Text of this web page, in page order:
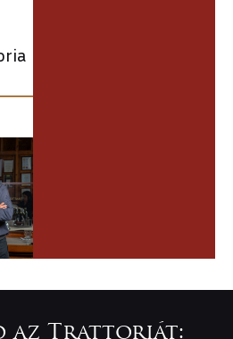
az Trattoriát: